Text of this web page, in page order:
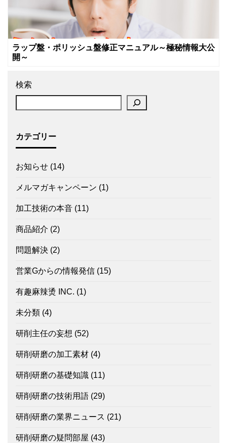
ラップ盤・ポリッシュ盤修正マニュアル～極秘情報大公
開～
検索
カテゴリー
お知らせ (14)
メルマガキャンペーン (1)
加工技術の本音 (11)
商品紹介 (2)
問題解決 (2)
営業Gからの情報発信 (15)
有趣麻辣烫 INC. (1)
未分類 (4)
研削主任の妄想 (52)
研削研磨の加工素材 (4)
研削研磨の基礎知識 (11)
研削研磨の技術用語 (29)
研削研磨の業界ニュース (21)
研削研磨の疑問部屋 (43)